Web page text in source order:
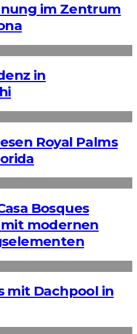
im Zentrum
in
Royal Palms
Bosques
modernen
mit Dachpool in